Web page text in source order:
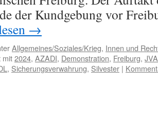
der Kundgebung vor
→
Allgemeines/Soziales/Krieg, Innen und
mit2024, AZADI, Demonstration, Freiburg, JVA
, Sicherungsverwahrung, Silvester |